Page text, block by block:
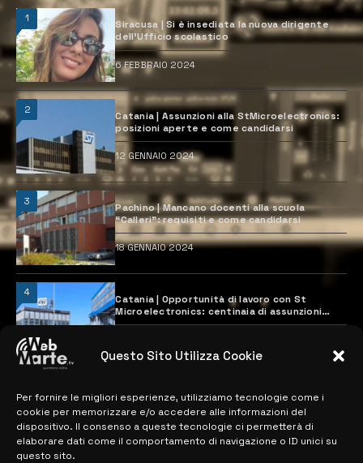
Questo Sito Utilizza Cookie
Per fornire le migliori esperienze, utilizziamo tecnologie come i
cookie per memorizzare e/o accedere alle informazioni del
dispositivo. Il consenso a queste tecnologie ci permetterà di
elaborare dati come il comportamento di navigazione o ID unici su
questo sito.
1
Siracusa | Si è insediata la nuova dirigente
dell’Ufficio scolastico
6 FEBBRAIO 2024
2
Catania | Assunzioni alla StMicroelectronics:
posizioni aperte e come candidarsi
12 GENNAIO 2024
3
Pachino | Mancano docenti alla scuola
“Calleri”: requisiti e come candidarsi
18 GENNAIO 2024
4
Catania | Opportunità di lavoro con St
Microelectronics: centinaia di assunzioni
previste
MAPPA DEL SITO
> NOTIZIE